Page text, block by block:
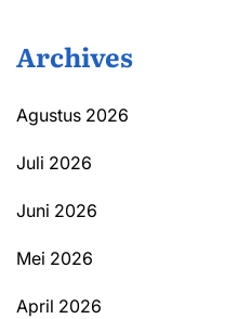
Archives
Agustus 2026
Juli 2026
Juni 2026
Mei 2026
April 2026